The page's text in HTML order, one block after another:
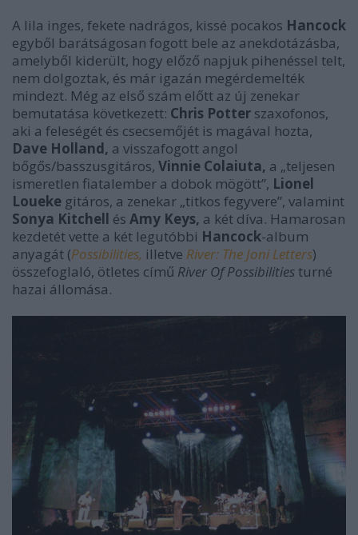
A lila inges, fekete nadrágos, kissé pocakos Hancock
egyből barátságosan fogott bele az anekdotázásba,
amelyből kiderült, hogy előző napjuk pihenéssel telt,
nem dolgoztak, és már igazán megérdemelték
mindezt. Még az első szám előtt az új zenekar
bemutatása következett: Chris Potter szaxofonos,
aki a feleségét és csecsemőjét is magával hozta,
Dave Holland, a visszafogott angol
bőgős/basszusgitáros, Vinnie Colaiuta, a „teljesen
ismeretlen fiatalember a dobok mögött”, Lionel
Loueke gitáros, a zenekar „titkos fegyvere”, valamint
Sonya Kitchell és Amy Keys, a két díva. Hamarosan
kezdetét vette a két legutóbbi Hancock-album
anyagát (Possibilities, illetve River: The Joni Letters)
összefoglaló, ötletes című River Of Possibilities turné
hazai állomása.